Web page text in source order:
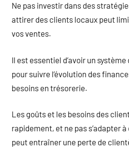
Ne pas investir dans des
attirer des clients locaux peut
vos ventes.
Il est essentiel d’avoir un
pour suivre l’évolution des
besoins en trésorerie.
Les goûts et les besoins des
rapidement, et ne pas s’adapter
peut entraîner une perte de